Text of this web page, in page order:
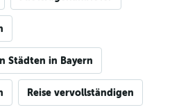
Städten in Bayern
Reise vervollständigen